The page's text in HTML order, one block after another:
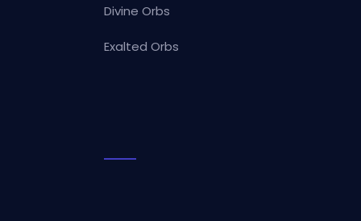
Divine Orbs
Exalted Orbs